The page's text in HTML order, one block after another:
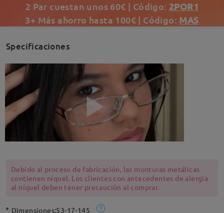
2 Par cuestan unos 60€ | Código: 2POR1
3+ Más ahorro hasta 100€ | Código: MAS
Specificaciones
Debido al proceso de fabricación, las monturas metálicas
contienen níquel. Los clientes con antecedentes de alergia
al níquel deben tener precaución al comprar.
Dimensiones:53-17-145